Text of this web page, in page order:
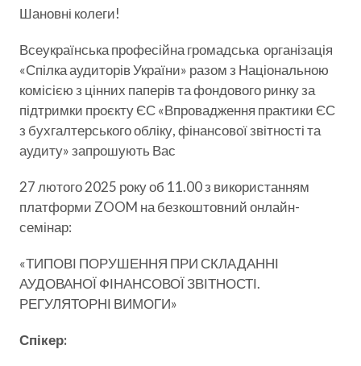
Шановні колеги!
Всеукраїнська професійна громадська організація
«Спілка аудиторів України» разом з Національною
комісією з цінних паперів та фондового ринку за
підтримки проєкту ЄС «Впровадження практики ЄС
з бухгалтерського обліку, фінансової звітності та
аудиту» запрошують Вас
27 лютого 2025 року об 11.00 з використанням
платформи ZOOM на безкоштовний онлайн-
семінар:
«ТИПОВІ ПОРУШЕННЯ ПРИ СКЛАДАННІ
АУДОВАНОЇ ФІНАНСОВОЇ ЗВІТНОСТІ.
РЕГУЛЯТОРНІ ВИМОГИ»
Спікер: